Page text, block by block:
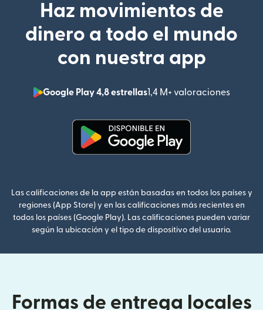
Haz movimientos de
dinero a todo el mundo
con nuestra app
Google Play 4,8 estrellas1,4 M+ valoraciones
(se
Las calificaciones de la app están basadas en todos los países y
regiones (App Store) y en las calificaciones más recientes en
todos los países (Google Play). Las calificaciones pueden variar
según la ubicación y el tipo de dispositivo del usuario.
Formas de entrega locales